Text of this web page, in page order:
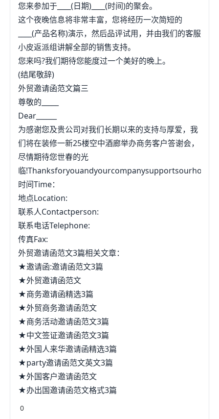
您来参加于____(日期)____(时间)的聚会。
这个夜晚信息将非常丰富，您将经历一次简短的
____(产品名称)演示，然后品评试用，并由我们的客服
小皮返派组讲解全部的销售支持。
您来吗?我们期待您能度过一个美好的晚上。
(结尾敬辞)
外贸邀请函范文篇三
尊敬的_____
Dear______
为感谢您及贵公司对我们长期以来的支持与厚爱，我
们将在装修一新25楼空中酒廊举办商务客户答谢会，
尽情期待您世春的光
临
时间Time：
地点Location:
联系人Contactperson:
联系电话Telephone:
传真Fax:
外贸邀请函范文3篇相关文章：
★邀请函:邀请函范文3篇
★外贸邀请函范文
★商务邀请函精选3篇
★外贸商务邀请函范文
★商务活动邀请函范文3篇
★中文签证邀请函范文3篇
★外国人来华邀请函精选3篇
★party邀请函范文英文3篇
★外国客户邀请函范文
★办出国邀请函范文格式3篇
0